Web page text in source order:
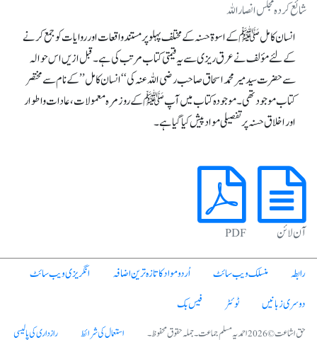
شائع کرده مجلس انصاراللہ
انسان کامل ﷺ کے اسوۃ حسنہ کے مختلف پہلو پر مستند واقعات اور روایات کو جمع کرنے
کے لئے مؤلف نے عرق ریزی سے یہ قیمتی کتاب مرتب کی ہے۔ قبل ازیں اس حوالہ
سے حضرت سید میر محمد اسحاق صاحب رضی اللہ عنہ کی ‘‘انسان کامل’’ کے نام سے مختصر
کتاب موجود تھی۔ موجودہ کتاب میں آپ ﷺ کے روزمرہ معمولات، عادات واطوار
اور اخلاق حسنہ پر تفصیلی مواد پیش کیا گیا ہے۔
آن لائن PDF
رابطہ منسلک ویب سائٹ اُردو مواد کا تازہ ترین اضافہ
انگریزی ویب سائٹ
دوسری زبانیں
ٹوئٹر فیس بک
حق اشاعت © 2026 احمدیہ مسلم جماعت۔ جملہ حقوق محفوظ۔ استعمال کی شرائط رازداری کی پالیسی